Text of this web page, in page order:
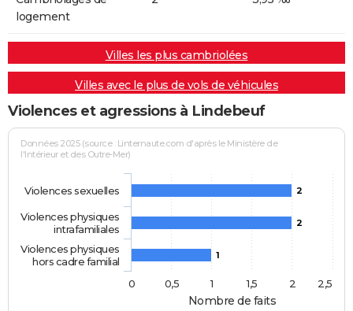
logement
Villes les plus cambriolées
Villes avec le plus de vols de véhicules
Violences et agressions à Lindebeuf
Nombre de faits
Données 2025 (source : Linternaute.com d'après le Ministère de
l'Intérieur et des Outre-Mer)
2
2
1
Violences sexuelles
Violences physiques
intrafamiliales
Violences physiques
hors cadre familial
0
0,5 1 1,5 2 2,5